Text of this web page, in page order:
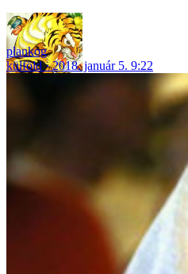
plankog
külföld
2018. január 5. 9:22